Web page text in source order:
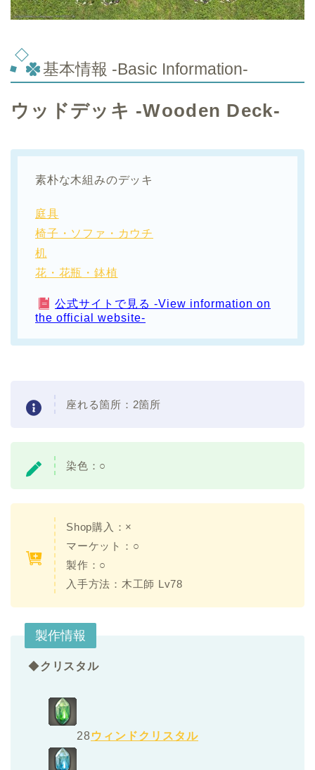
基本情報 -Basic Information-
ウッドデッキ -Wooden Deck-
素朴な木組みのデッキ
庭具
椅子・ソファ・カウチ
机
花・花瓶・鉢植
公式サイトで見る -View information on
the official website-
座れる箇所：2箇所
染色：○
Shop購入：×
マーケット：○
製作：○
入手方法：木工師 Lv78
製作情報
◆クリスタル
28ウィンドクリスタル